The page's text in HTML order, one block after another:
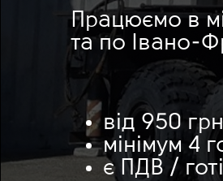
Працюємо в
та по Івано-
від 950
мінімум 4
є ПДВ /